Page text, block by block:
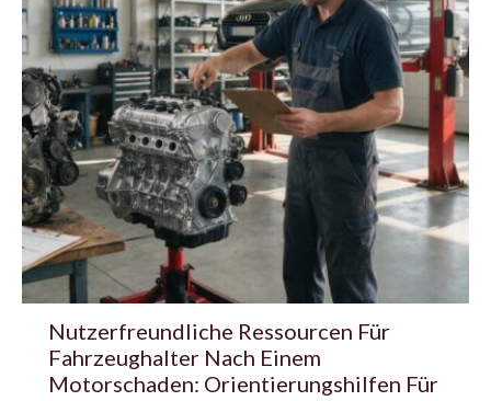
Nutzerfreundliche Ressourcen Für
Fahrzeughalter Nach Einem
Motorschaden: Orientierungshilfen Für